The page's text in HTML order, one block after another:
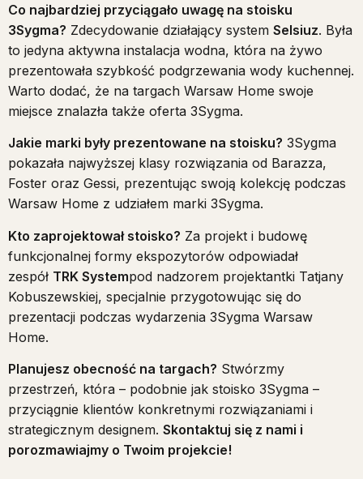
Co najbardziej przyciągało uwagę na stoisku
3Sygma? Zdecydowanie działający system Selsiuz. Była
to jedyna aktywna instalacja wodna, która na żywo
prezentowała szybkość podgrzewania wody kuchennej.
Warto dodać, że na targach Warsaw Home swoje
miejsce znalazła także oferta 3Sygma.
Jakie marki były prezentowane na stoisku? 3Sygma
pokazała najwyższej klasy rozwiązania od Barazza,
Foster oraz Gessi, prezentując swoją kolekcję podczas
Warsaw Home z udziałem marki 3Sygma.
Kto zaprojektował stoisko? Za projekt i budowę
funkcjonalnej formy ekspozytorów odpowiadał
zespół TRK Systempod nadzorem projektantki Tatjany
Kobuszewskiej, specjalnie przygotowując się do
prezentacji podczas wydarzenia 3Sygma Warsaw
Home.
Planujesz obecność na targach? Stwórzmy
przestrzeń, która – podobnie jak stoisko 3Sygma –
przyciągnie klientów konkretnymi rozwiązaniami i
strategicznym designem. Skontaktuj się z nami i
porozmawiajmy o Twoim projekcie!